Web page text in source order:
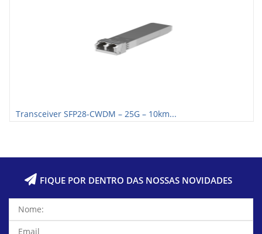
Transceiver SFP28-CWDM – 25G – 10km...
FIQUE POR DENTRO DAS NOSSAS NOVIDADES